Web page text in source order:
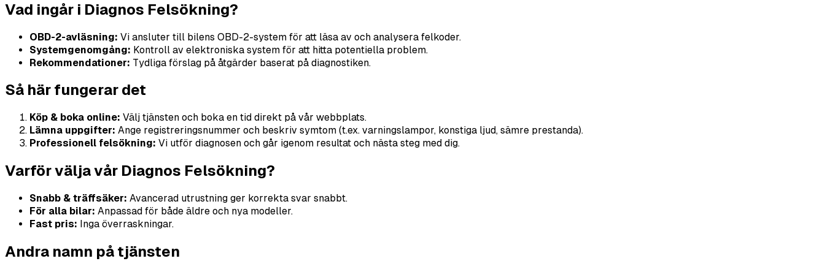
Vad ingår i Diagnos Felsökning?
OBD-2-avläsning: Vi ansluter till bilens OBD-2-system för att läsa av och analysera felkoder.
Systemgenomgång: Kontroll av elektroniska system för att hitta potentiella problem.
Rekommendationer: Tydliga förslag på åtgärder baserat på diagnostiken.
Så här fungerar det
Köp & boka online: Välj tjänsten och boka en tid direkt på vår webbplats.
Lämna uppgifter: Ange registreringsnummer och beskriv symtom (t.ex. varningslampor, konstiga ljud, sämre prestanda).
Professionell felsökning: Vi utför diagnosen och går igenom resultat och nästa steg med dig.
Varför välja vår Diagnos Felsökning?
Snabb & träffsäker: Avancerad utrustning ger korrekta svar snabbt.
För alla bilar: Anpassad för både äldre och nya modeller.
Fast pris: Inga överraskningar.
Andra namn på tjänsten